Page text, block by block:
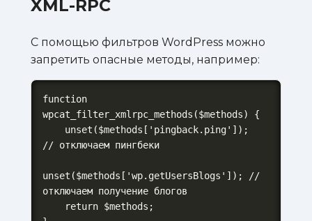
XML-RPC
С помощью фильтров WordPress можно
запретить опасные методы, например:
function
wpcat_filter_xmlrpc_methods($methods) {
// отключаем пингбеки
unset($methods['wp.getUsersBlogs']); //
отключаем получение блогов